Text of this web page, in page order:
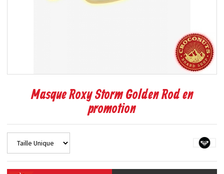
Masque Roxy Storm Golden Rod en
promotion